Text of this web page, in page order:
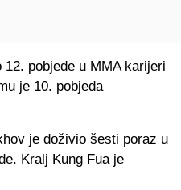
pobjede u MMA karijeri
je 10. pobjeda
je doživio šesti poraz u
Kralj Kung Fua je